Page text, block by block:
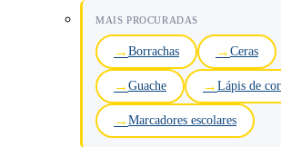
MAIS PROCURADAS
Borrachas Ceras
Guache Lápis de cor
Marcadores escolares